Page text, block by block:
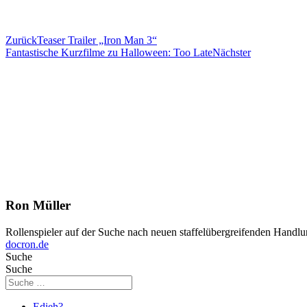
ZurückTeaser Trailer „Iron Man 3“
Fantastische Kurzfilme zu Halloween: Too LateNächster
Ron Müller
Rollenspieler auf der Suche nach neuen staffelübergreifenden
docron.de
Suche
Suche